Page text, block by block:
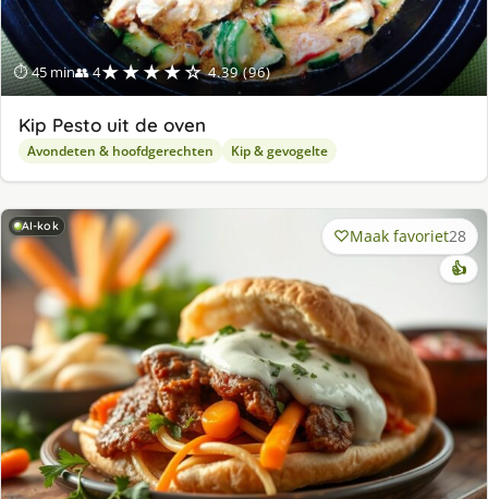
⏱ 45 min👥 4★★★★☆ 4.39 (96)
Kip Pesto uit de oven
Avondeten & hoofdgerechten Kip & gevogelte
AI-kok Maak favoriet28
👍